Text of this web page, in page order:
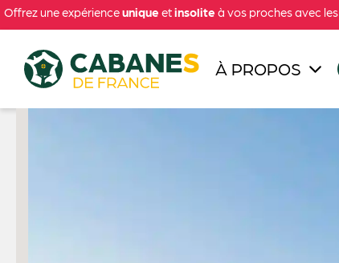
Offrez une expérienceunique etinsolite à vos proches avec les
À PROPOS